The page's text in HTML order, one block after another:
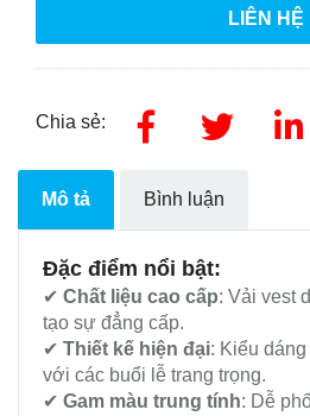
LIÊN HỆ
Chia sẻ:
Mô tả Bình luận
Đặc điểm nổi bật:
✔ Chất liệu cao cấp: Vải vest
tạo sự đẳng cấp.
✔ Thiết kế hiện đại: Kiểu
với các buổi lễ trang trọng.
✔ Gam màu trung tính: Dễ